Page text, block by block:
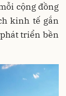
cộng đồng
kinh tế gắn
triển bền